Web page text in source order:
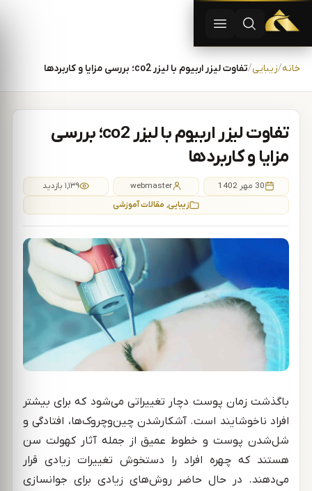
پرش به محتوا
دستگاه لیزر موهای زاید | دستگاه لاغری | آفرودیت لیزر —
باز کردن جستجو
باز کردن منو
خانه زیبایی تفاوت لیزر اربیوم با لیزر co2؛ بررسی مزایا و کاربردها
تفاوت لیزر اربیوم با لیزر co2؛ بررسی
مزایا و کاربردها
30 مهر 1402 webmaster
۱,۱۳۹ بازدید
زیبایی, مقالات آموزشی
باگذشت زمان پوست دچار تغییراتی می‌شود که برای بیشتر
افراد ناخوشایند است. آشکارشدن چین‌وچروک‌ها، افتادگی و
شل‌شدن پوست و خطوط عمیق از جمله آثار کهولت سن
هستند که چهره افراد را دستخوش تغییرات زیادی قرار
می‌دهند. در حال حاضر روش‌های زیادی برای جوانسازی